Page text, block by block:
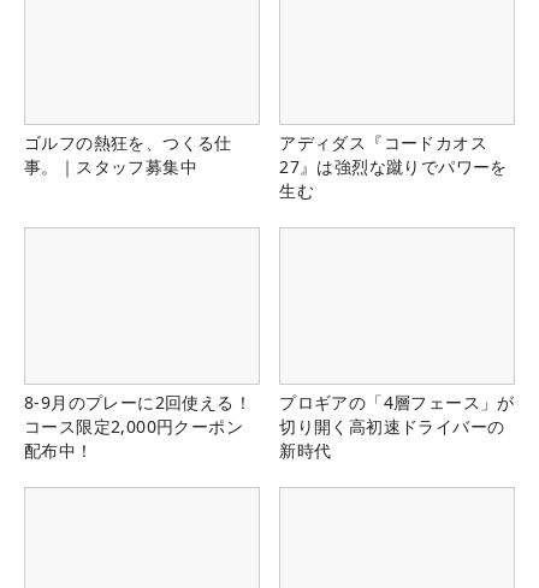
ゴルフの熱狂を、つくる仕
事。｜スタッフ募集中
アディダス『コードカオス
27』は強烈な蹴りでパワーを
生む
8-9月のプレーに2回使える！
コース限定2,000円クーポン
配布中！
プロギアの「4層フェース」が
切り開く高初速ドライバーの
新時代